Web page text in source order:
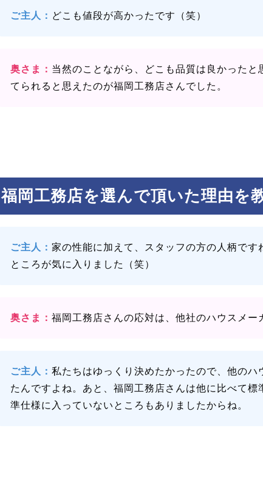
ご主人： どこも値段が高かったです（笑）
奥さま： 当然のことながら、どこも品質は良かった
てられると思えたのが福岡工務店さんでした。
福岡工務店を選んで頂いた理由を
ご主人： 家の性能に加えて、スタッフの方の人柄で
ところが気に入りました（笑）
奥さま： 福岡工務店さんの応対は、他社のハウスメー
ご主人： 私たちはゆっくり決めたかったので、他の
たんですよね。あと、福岡工務店さんは他に比べて
準仕様に入っていないところもありましたからね。